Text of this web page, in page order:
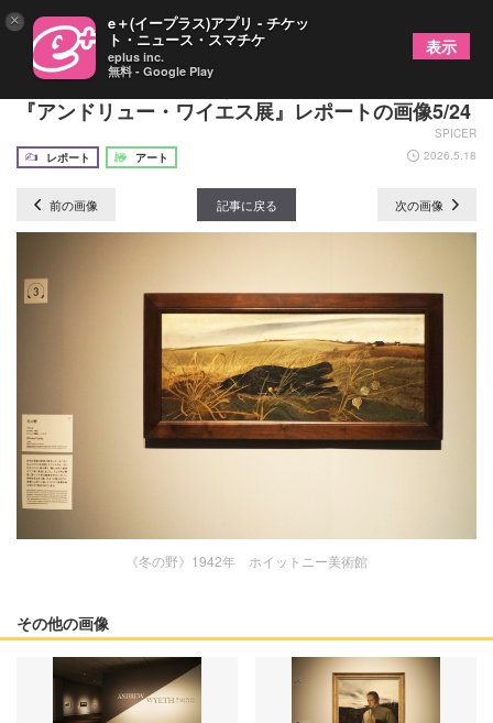
日本で17年ぶり、新たな視点で魅せる待望の回顧展
『アンドリュー・ワイエス展』レポートの画像5/24
SPICER
レポート
アート 2026.5.18
前の画像 記事に戻る 次の画像
《冬の野》1942年 ホイットニー美術館
その他の画像
× e＋(イープラス)アプリ - チケッ
ト・ニュース・スマチケ
eplus inc.
無料 - Google Play
表示